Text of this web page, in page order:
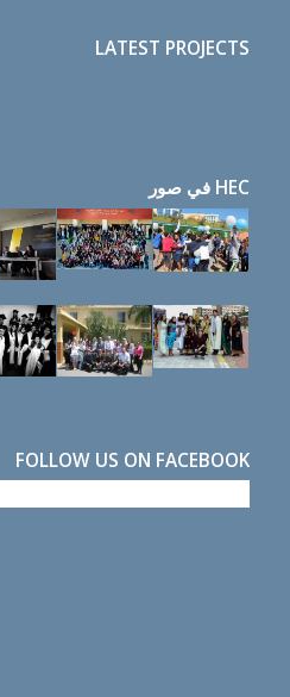
LATEST PROJECTS
HEC في صور
FOLLOW US ON FACEBOOK